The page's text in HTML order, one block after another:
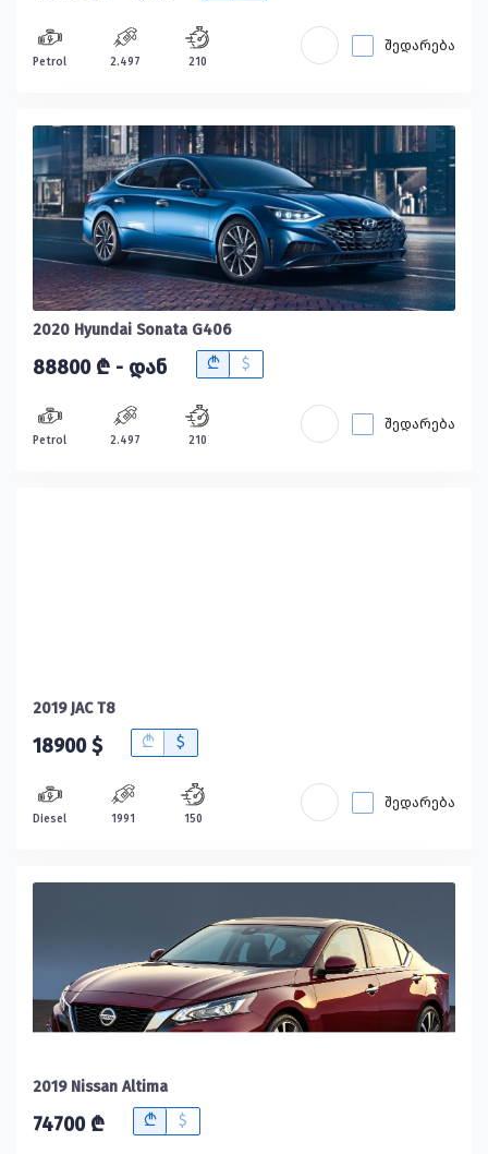
Petrol 2.497 210
შედარება
2020 Hyundai Sonata G406
88800 ₾ - დან B $
Petrol 2.497 210
შედარება
2019 JAC T8
18900 $ B $
Diesel 1991 150
შედარება
2019 Nissan Altima
74700 ₾ B $